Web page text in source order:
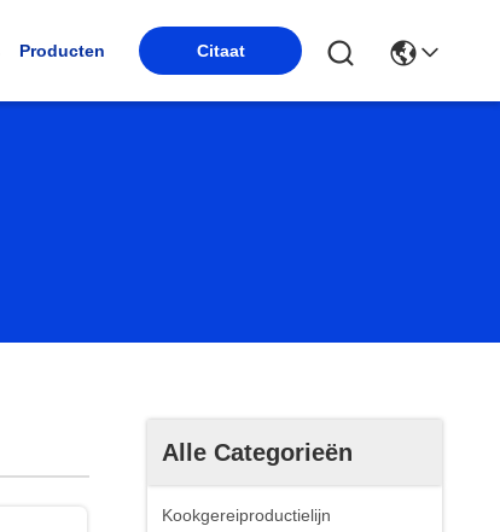
Producten Citaat
Alle Categorieën
Kookgereiproductielijn